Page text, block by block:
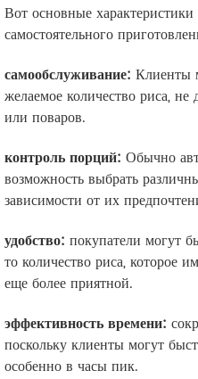
Вот основные
самостоятельного
самообслуживание: Клиенты
желаемое количество риса,
или поваров.
контроль порций: Обычно
возможность выбрать
зависимости от их
удобство: покупатели могут
то количество риса, которое
еще более приятной.
эффективность времени:
поскольку клиенты могут
особенно в часы пик.